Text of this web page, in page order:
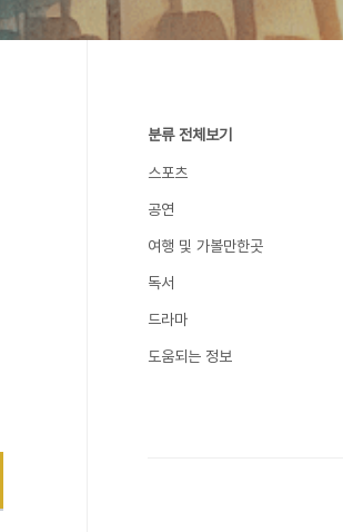
분류 전체보기
스포츠
공연
여행 및 가볼만한곳
독서
드라마
도움되는 정보